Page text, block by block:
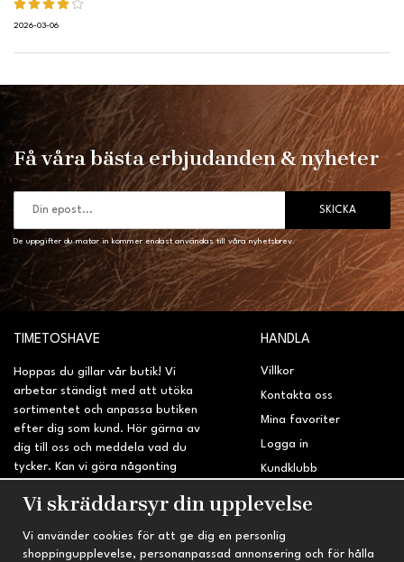
2026-03-06
Få våra bästa erbjudanden & nyheter
SKICKA
De uppgifter du matar in kommer endast användas till våra nyhetsbrev.
TIMETOSHAVE
Hoppas du gillar vår butik! Vi
arbetar ständigt med att utöka
sortimentet och anpassa butiken
efter dig som kund. Hör gärna av
dig till oss och meddela vad du
tycker. Kan vi göra någonting
sidan?
HANDLA
Villkor
Kontakta oss
Mina favoriter
Logga in
Kundklubb
Retur & Reklamation
INFORMATION TRYGG HANDEL
Vi skräddarsyr din upplevelse
Vi använder cookies för att ge dig en personlig
shoppingupplevelse, personanpassad annonsering och för hålla